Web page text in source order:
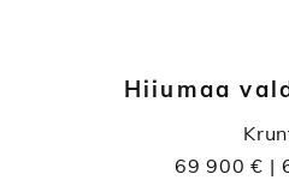
Hiiumaa
69 900 € |